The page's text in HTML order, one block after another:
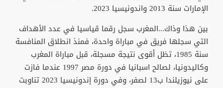
الإمارات سنة 2013 واندونيسيا 2023.
بين هذا وذاك...المغرب سجل رقما قياسيا في عدد الأهداف
التي سجلها فريق في مباراة واحدة، فمنذ انطلاق المنافسة
سنة 1985، تظل أقوى نتيجة مسجلة، قبل مباراة المغرب
وكاليدونيا، لصالح اسبانيا في دورة مصر 1997 عندما فازت
على نيوزيلندا ب13 لصفر، وفي دورة إندونيسيا 2023 تناوبت